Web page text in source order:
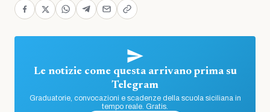
Le notizie come questa arrivano prima su
Telegram
Graduatorie, convocazioni e scadenze della scuola siciliana in
tempo reale. Gratis.